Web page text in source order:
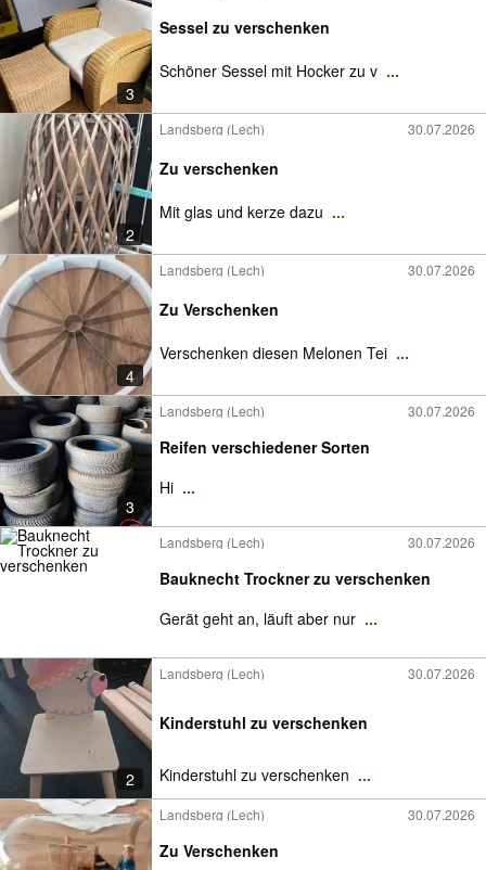
3
Sessel zu verschenken
Schöner Sessel mit Hocker zu v ...
2
Landsberg (Lech) 30.07.2026
Zu verschenken
Mit glas und kerze dazu ...
4
Landsberg (Lech) 30.07.2026
Zu Verschenken
Verschenken diesen Melonen Tei ...
3
Landsberg (Lech) 30.07.2026
Reifen verschiedener Sorten
Hi ...
Landsberg (Lech) 30.07.2026
Bauknecht Trockner zu verschenken
Gerät geht an, läuft aber nur ...
2
Landsberg (Lech) 30.07.2026
Kinderstuhl zu verschenken
Kinderstuhl zu verschenken ...
Landsberg (Lech) 30.07.2026
Zu Verschenken